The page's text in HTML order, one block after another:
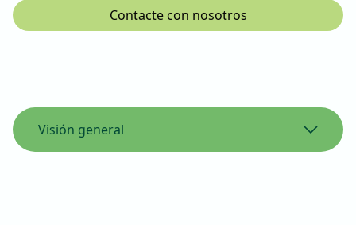
Contacte con nosotros
Visión general